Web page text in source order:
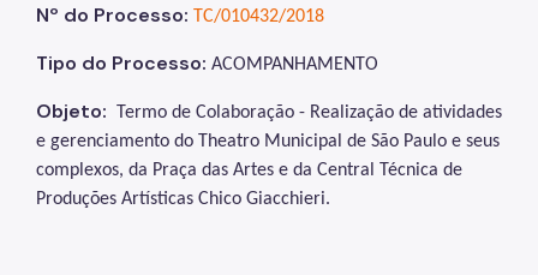
Nº do Processo: TC/010432/2018
Tipo do Processo: ACOMPANHAMENTO
Objeto:
Termo de Colaboração - Realização de atividades
e gerenciamento do Theatro Municipal de São Paulo e seus
complexos, da Praça das Artes e da Central Técnica de
Produções Artísticas Chico Giacchieri.